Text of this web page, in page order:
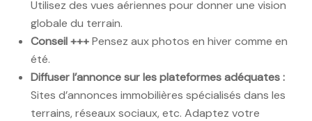
Utilisez des vues aériennes pour donner une vision
globale du terrain.
Conseil +++Pensez aux photos en hiver comme en
été.
Diffuser l’annonce sur les plateformes adéquates :
Sites d’annonces immobilières spécialisés dans les
terrains, réseaux sociaux, etc. Adaptez votre